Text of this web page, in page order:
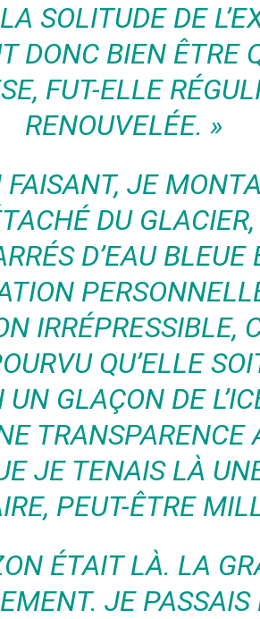
SOLITUDE DE
DONC BIEN ÊTRE
FUT-ELLE
RENOUVELÉE. »
JE
DU
D’EAU BLEUE
IRRÉPRESSIBLE,
QU’ELLE
GLAÇON DE
TRANSPARENCE
JE TENAIS LÀ
PEUT-ÊTRE
ÉTAIT LÀ. LA
JE